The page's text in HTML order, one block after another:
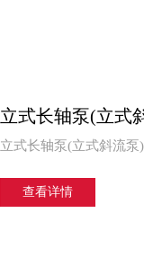
立式长轴泵(立式
立式长轴泵(立式斜流泵
查看详情